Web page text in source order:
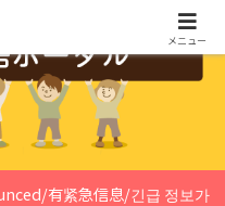
有紧急信息/긴급 정보가
メニュー